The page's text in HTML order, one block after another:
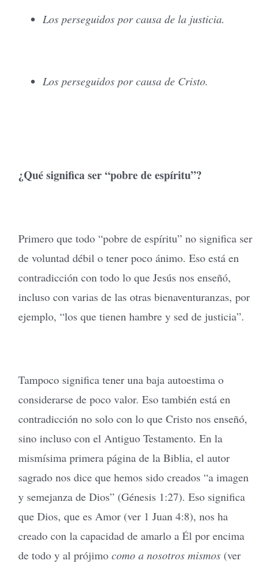
Los perseguidos por causa de la justicia.
Los perseguidos por causa de Cristo.
¿Qué significa ser “pobre de espíritu”?
Primero que todo “pobre de espíritu” no significa ser
de voluntad débil o tener poco ánimo. Eso está en
contradicción con todo lo que Jesús nos enseñó,
incluso con varias de las otras bienaventuranzas, por
ejemplo, “los que tienen hambre y sed de justicia”.
Tampoco significa tener una baja autoestima o
considerarse de poco valor. Eso también está en
contradicción no solo con lo que Cristo nos enseñó,
sino incluso con el Antiguo Testamento. En la
mismísima primera página de la Biblia, el autor
sagrado nos dice que hemos sido creados “a imagen
y semejanza de Dios” (Génesis 1:27). Eso significa
que Dios, que es Amor (ver 1 Juan 4:8), nos ha
creado con la capacidad de amarlo a Él por encima
de todo y al prójimo como a nosotros mismos (ver